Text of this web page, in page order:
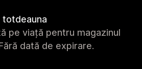
pe viață pentru magazinul
dată de expirare.